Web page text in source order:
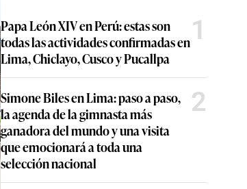
Papa León XIV en Perú: estas son
todas las actividades confirmadas en
Lima, Chiclayo, Cusco y Pucallpa
1
Simone Biles en Lima: paso a paso,
la agenda de la gimnasta más
ganadora del mundo y una visita
que emocionará a toda una
selección nacional
2